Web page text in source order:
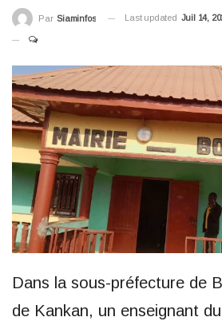
Par Siaminfos Last updated Juil 14,
Dans la sous-préfecture de
de Kankan, un enseignant